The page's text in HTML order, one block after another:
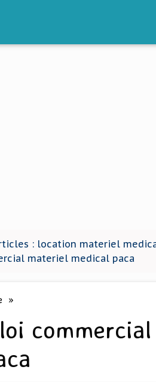
: location materiel
materiel medical paca
»